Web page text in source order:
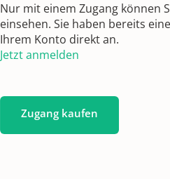
Nur mit einem Zugang können
einsehen. Sie haben bereits
Ihrem Konto direkt an.
Jetzt anmelden
Zugang kaufen